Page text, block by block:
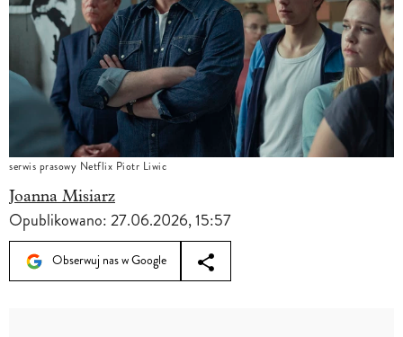
serwis prasowy Netflix Piotr Liwic
Joanna Misiarz
Opublikowano:27.06.2026, 15:57
Obserwuj nas w Google